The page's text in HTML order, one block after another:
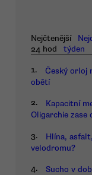
Nejčtenější
24 hod
týden
1.
Český orloj
obětí
2.
Kapacitní
Oligarchie zase
3.
Hlína,
velodromu?
4. Sucho v